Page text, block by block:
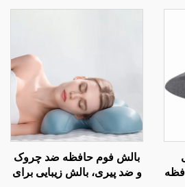
برای تخت، بالش کمر W2
بالش فوم حافظه ضد چروک
و ضد پیری، بالش زیبایی برای